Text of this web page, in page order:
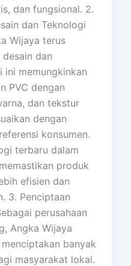
dan fungsional. 2.
dan Teknologi
Wijaya terus
dan
ini memungkinkan
PVC dengan
dan tekstur
dengan
konsumen.
terbaru dalam
produk
efisien dan
3. Penciptaan
perusahaan
Angka Wijaya
banyak
masyarakat lokal.